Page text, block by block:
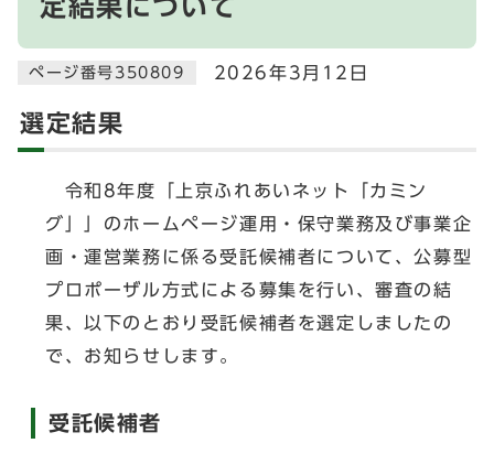
定結果について
ページ番号350809 2026年3月12日
選定結果
令和8年度「上京ふれあいネット「カミン
グ」」のホームページ運用・保守業務及び事業企
画・運営業務に係る受託候補者について、公募型
プロポーザル方式による募集を行い、審査の結
果、以下のとおり受託候補者を選定しましたの
で、お知らせします。
受託候補者